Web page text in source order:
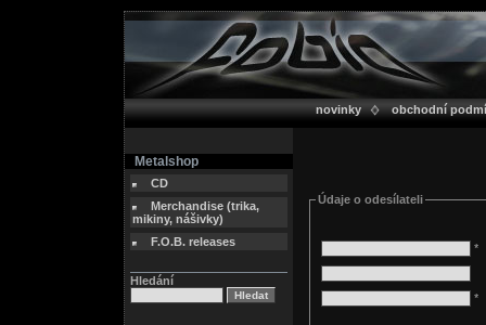
novinky obchodní
Metalshop
CD
Merchandise (trika,
mikiny, nášivky)
F.O.B. releases
Hledání
Údaje o odesílateli
*
*